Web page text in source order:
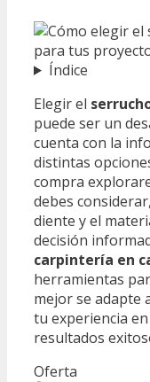
Índice
Elegir el
puede ser un
cuenta con la
distintas
compra
debes
diente y el
decisión
carpintería en
herramientas
mejor se adapte
tu experiencia
resultados
Oferta